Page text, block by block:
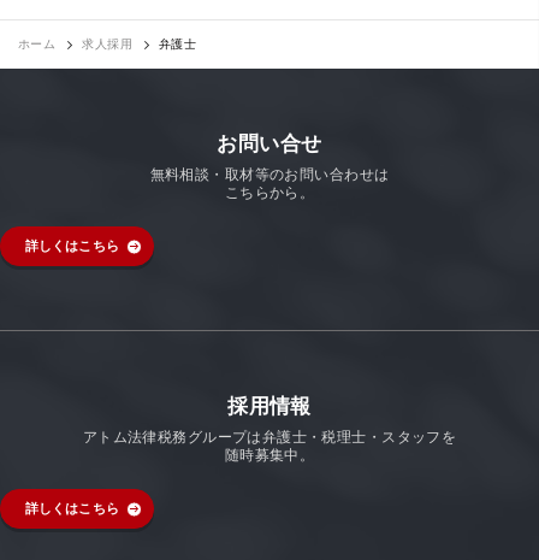
ホーム 求人採用 弁護士
お問い合せ
無料相談・取材等のお問い合わせは
こちらから。
詳しくはこちら
採用情報
アトム法律税務グループは弁護士・税理士・スタッフを
随時募集中。
詳しくはこちら